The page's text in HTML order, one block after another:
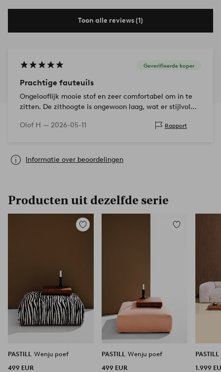
Toon alle reviews (1)
Geverifieerde koper
Prachtige fauteuils
Ongelooflijk mooie stof en zeer comfortabel om in te
zitten. De zithoogte is ongewoon laag, wat er stijlvol
vreemd uit in com…
Olof H — 2026-05-11 Rapport
Informatie over beoordelingen
Producten uit dezelfde serie
Toevoegen
PASTILL Wenju poef
499 EUR
Toevoegen
PASTILL
Wenju poef
499 EUR
PASTILL
1.999